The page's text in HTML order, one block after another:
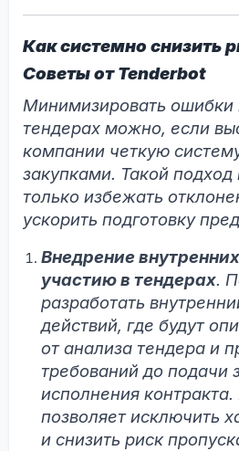
Как системно снизить
Советы от Tenderbot
Минимизировать ошибки
тендерах можно, если
компании четкую
закупками. Такой подход
только избежать
ускорить подготовку
Внедрение
участию в тендерах.
разработать
действий, где будут
от анализа тендера и
требований до подачи
исполнения
позволяет исключить
и снизить риск